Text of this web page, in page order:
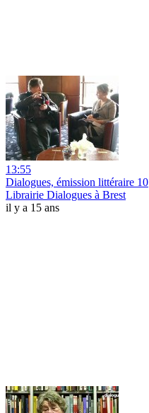
13:55
Dialogues, émission littéraire 10
Librairie Dialogues à Brest
il y a 15 ans